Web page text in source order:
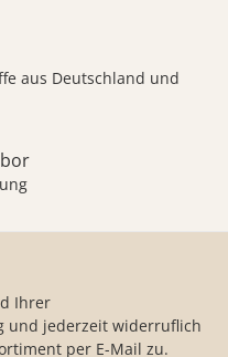
aus Deutschland und
Ihrer
und jederzeit widerruflich
per E-Mail zu.